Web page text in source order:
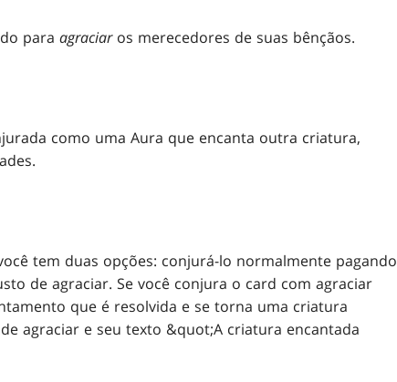
para agraciaros merecedores de suas bênçãos.
como uma Aura que encanta outra criatura,
tem duas opções: conjurá-lo normalmente pagando
de agraciar. Se você conjura o card com agraciar
que é resolvida e se torna uma criatura
agraciar e seu texto &quot;A criatura encantada